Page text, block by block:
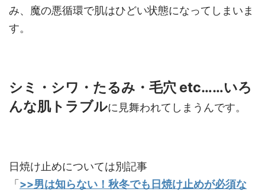
み、魔の悪循環で肌はひどい状態になってしまいま
す。
シミ・シワ・たるみ・毛穴 etc……いろ
んな肌トラブルに見舞われてしまうんです。
日焼け止めについては別記事
「 >>男は知らない！秋冬でも日焼け止めが必須な